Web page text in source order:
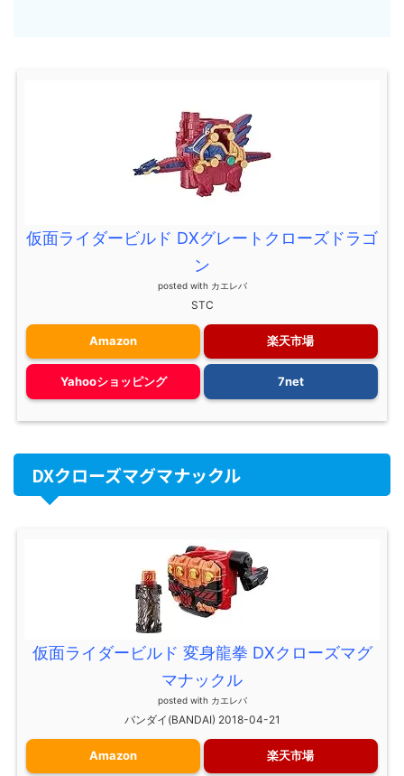
仮面ライダービルド DXグレートクローズドラゴ
ン
posted with カエレバ
STC
Amazon 楽天市場
Yahooショッピング 7net
DXクローズマグマナックル
仮面ライダービルド 変身龍拳 DXクローズマグ
マナックル
posted with カエレバ
バンダイ(BANDAI) 2018-04-21
Amazon 楽天市場